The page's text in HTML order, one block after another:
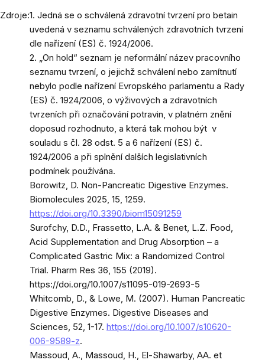
Zdroje:1. Jedná se o schválená zdravotní tvrzení pro betain
uvedená v seznamu schválených zdravotních tvrzení
dle nařízení (ES) č. 1924/2006.
2. „On hold“ seznam je neformální název pracovního
seznamu tvrzení, o jejichž schválení nebo zamítnutí
nebylo podle nařízení Evropského parlamentu a Rady
(ES) č. 1924/2006, o výživových a zdravotních
tvrzeních při označování potravin, v platném znění
doposud rozhodnuto, a která tak mohou být v
souladu s čl. 28 odst. 5 a 6 nařízení (ES) č.
1924/2006 a při splnění dalších legislativních
podmínek používána.
Borowitz, D. Non-Pancreatic Digestive Enzymes.
Biomolecules 2025, 15, 1259.
https://doi.org/10.3390/biom15091259
Surofchy, D.D., Frassetto, L.A. & Benet, L.Z. Food,
Acid Supplementation and Drug Absorption – a
Complicated Gastric Mix: a Randomized Control
Trial. Pharm Res 36, 155 (2019).
https://doi.org/10.1007/s11095-019-2693-5
Whitcomb, D., & Lowe, M. (2007). Human Pancreatic
Digestive Enzymes. Digestive Diseases and
Sciences, 52, 1-17. https://doi.org/10.1007/s10620-
006-9589-z.
Massoud, A., Massoud, H., El-Shawarby, AA. et